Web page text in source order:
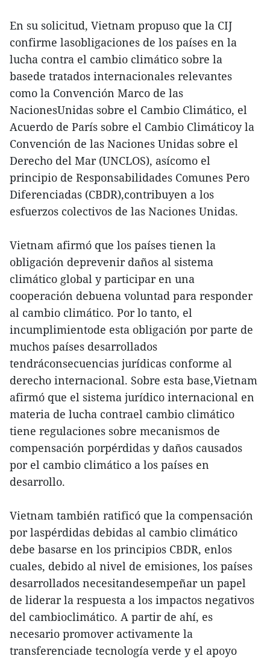
En su solicitud, Vietnam propuso que la CIJ
confirme lasobligaciones de los países en la
lucha contra el cambio climático sobre la
basede tratados internacionales relevantes
como la Convención Marco de las
NacionesUnidas sobre el Cambio Climático, el
Acuerdo de París sobre el Cambio Climáticoy la
Convención de las Naciones Unidas sobre el
Derecho del Mar (UNCLOS), asícomo el
principio de Responsabilidades Comunes Pero
Diferenciadas (CBDR),contribuyen a los
esfuerzos colectivos de las Naciones Unidas.
Vietnam afirmó que los países tienen la
obligación deprevenir daños al sistema
climático global y participar en una
cooperación debuena voluntad para responder
al cambio climático. Por lo tanto, el
incumplimientode esta obligación por parte de
muchos países desarrollados
tendráconsecuencias jurídicas conforme al
derecho internacional. Sobre esta base,Vietnam
afirmó que el sistema jurídico internacional en
materia de lucha contrael cambio climático
tiene regulaciones sobre mecanismos de
compensación porpérdidas y daños causados
por el cambio climático a los países en
desarrollo.
Vietnam también ratificó que la compensación
por laspérdidas debidas al cambio climático
debe basarse en los principios CBDR, enlos
cuales, debido al nivel de emisiones, los países
desarrollados necesitandesempeñar un papel
de liderar la respuesta a los impactos negativos
del cambioclimático. A partir de ahí, es
necesario promover activamente la
transferenciade tecnología verde y el apoyo